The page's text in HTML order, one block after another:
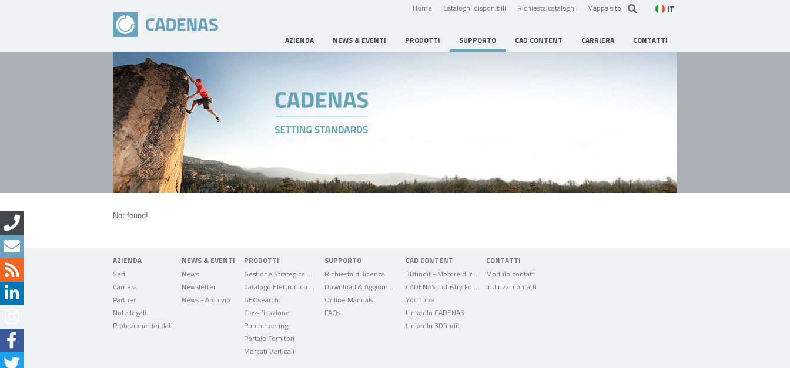
Home Cataloghi disponibili Richiesta cataloghi Mappa sito IT
AZIENDA NEWS & EVENTI PRODOTTI SUPPORTO CAD CONTENT CARRIERA CONTATTI
Not found!
AZIENDA
Sedi
Carriera
Partner
Note legali
Protezione dei dati
NEWS & EVENTI
News
Newsletter
News - Archivio
PRODOTTI
GEOsearch
Classificazione
Purchineering
Portale Fornitori
Mercati Verticali
SUPPORTO
Richiesta di licenza
Online Manuals
FAQs
CAD CONTENT
3Dfindit - Motore di ricerca per dati CAD
YouTube
LinkedIn CADENAS
LinkedIn 3Dfindit
CONTATTI
Modulo contatti
Indirizzi contatti